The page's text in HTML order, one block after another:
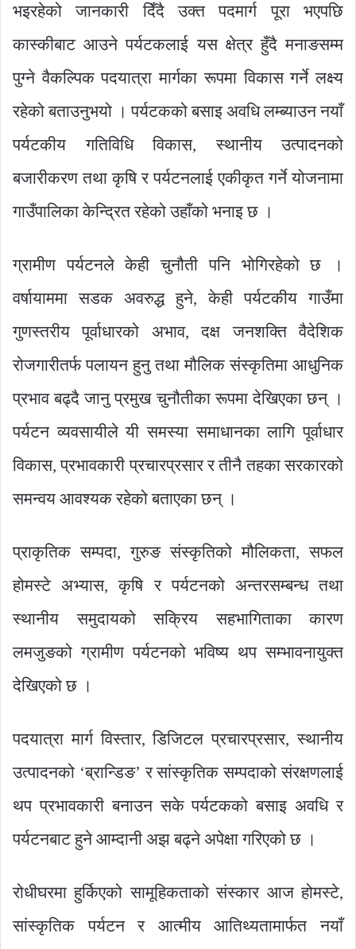
भइरहेको जानकारी दिँदै उक्त पदमार्ग पूरा भएपछि
कास्कीबाट आउने पर्यटकलाई यस क्षेत्र हुँदै मनाङसम्म
पुग्ने वैकल्पिक पदयात्रा मार्गका रूपमा विकास गर्ने लक्ष्य
रहेको बताउनुभयो । पर्यटकको बसाइ अवधि लम्ब्याउन नयाँ
पर्यटकीय गतिविधि विकास, स्थानीय उत्पादनको
बजारीकरण तथा कृषि र पर्यटनलाई एकीकृत गर्ने योजनामा
गाउँपालिका केन्द्रित रहेको उहाँको भनाइ छ ।
ग्रामीण पर्यटनले केही चुनौती पनि भोगिरहेको छ ।
वर्षायाममा सडक अवरुद्ध हुने, केही पर्यटकीय गाउँमा
गुणस्तरीय पूर्वाधारको अभाव, दक्ष जनशक्ति वैदेशिक
रोजगारीतर्फ पलायन हुनु तथा मौलिक संस्कृतिमा आधुनिक
प्रभाव बढ्दै जानु प्रमुख चुनौतीका रूपमा देखिएका छन् ।
पर्यटन व्यवसायीले यी समस्या समाधानका लागि पूर्वाधार
विकास, प्रभावकारी प्रचारप्रसार र तीनै तहका सरकारको
समन्वय आवश्यक रहेको बताएका छन् ।
प्राकृतिक सम्पदा, गुरुङ संस्कृतिको मौलिकता, सफल
होमस्टे अभ्यास, कृषि र पर्यटनको अन्तरसम्बन्ध तथा
स्थानीय समुदायको सक्रिय सहभागिताका कारण
लमजुङको ग्रामीण पर्यटनको भविष्य थप सम्भावनायुक्त
देखिएको छ ।
पदयात्रा मार्ग विस्तार, डिजिटल प्रचारप्रसार, स्थानीय
उत्पादनको ‘ब्रान्डिङ’ र सांस्कृतिक सम्पदाको संरक्षणलाई
थप प्रभावकारी बनाउन सके पर्यटकको बसाइ अवधि र
पर्यटनबाट हुने आम्दानी अझ बढ्ने अपेक्षा गरिएको छ ।
रोधीघरमा हुर्किएको सामूहिकताको संस्कार आज होमस्टे,
सांस्कृतिक पर्यटन र आत्मीय आतिथ्यतामार्फत नयाँ